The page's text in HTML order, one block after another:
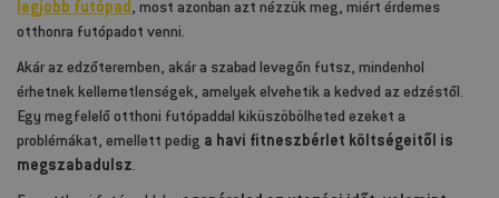
legjobb futópad, most azonban azt nézzük meg, miért érdemes
otthonra futópadot venni.
Akár az edzőteremben, akár a szabad levegőn futsz, mindenhol
érhetnek kellemetlenségek, amelyek elvehetik a kedved az edzéstől.
Egy megfelelő otthoni futópaddal kiküszöbölheted ezeket a
problémákat, emellett pedig a havi fitneszbérlet költségeitől is
megszabadulsz.